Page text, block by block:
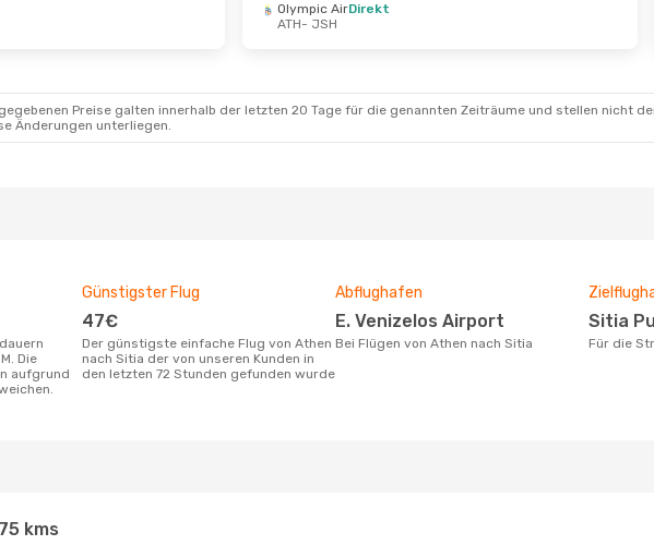
Olympic AirDirekt
ATH- JSH
Preise galten innerhalb der letzten 20 Tage für die genannten Zeiträume und stellen nicht
Änderungen unterliegen.
Die
aufgrund
Günstigster Flug
47€
Der günstigste einfache Flug von Athen
nach Sitia der von unseren Kunden in
den letzten 72 Stunden gefunden wurde
Abflughafen
E. Venizelos Airport
Bei Flügen von Athen nach Sitia
Sitia
Für die
kms